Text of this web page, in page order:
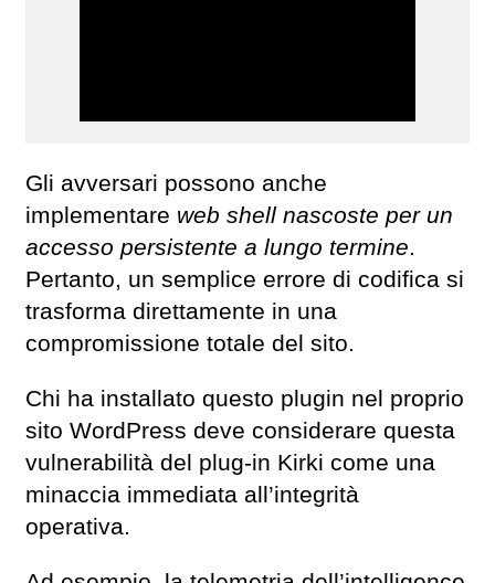
Gli avversari possono anche
implementare web shell nascoste per un
accesso persistente a lungo termine.
Pertanto, un semplice errore di codifica si
trasforma direttamente in una
compromissione totale del sito.
Chi ha installato questo plugin nel proprio
sito WordPress deve considerare questa
vulnerabilità del plug-in Kirki come una
minaccia immediata all’integrità
operativa.